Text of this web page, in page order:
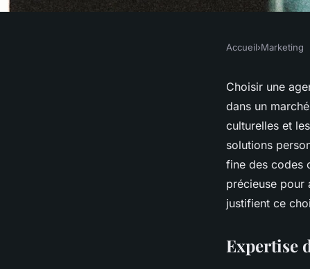
Choisir une
à marseille : 5
Accueil›Marketing
Choisir une
dans un
culturelles et
solutions
fine des codes
précieuse pour
justifient ce
Expertise